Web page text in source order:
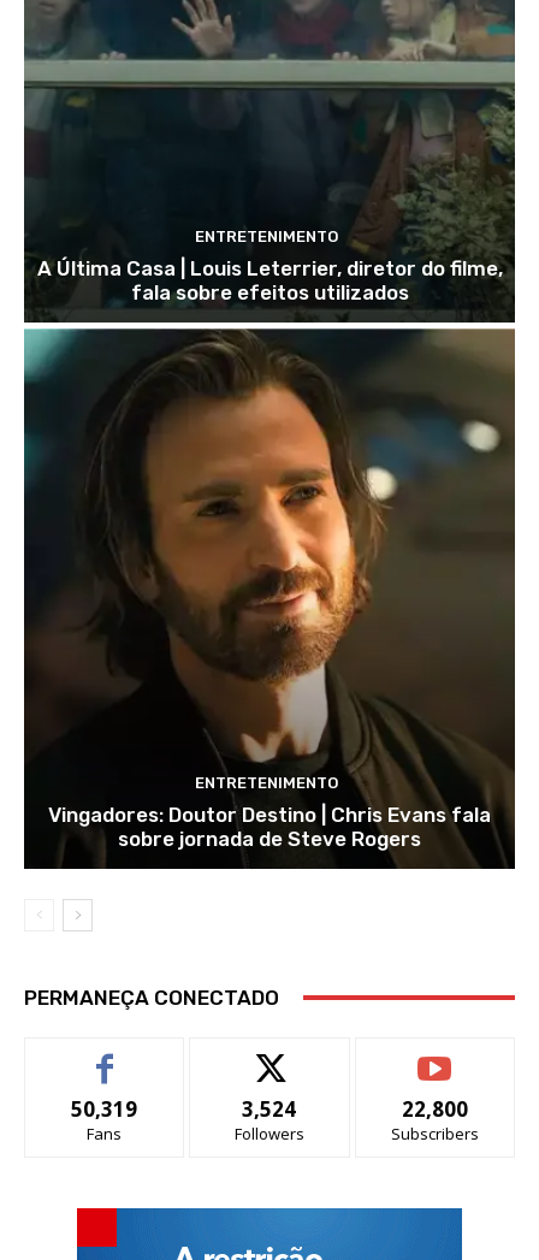
ENTRETENIMENTO
A Última Casa | Louis Leterrier, diretor do filme,
fala sobre efeitos utilizados
ENTRETENIMENTO
Vingadores: Doutor Destino | Chris Evans fala
sobre jornada de Steve Rogers
PERMANEÇA CONECTADO
50,319
Fans
3,524
Followers
22,800
Subscribers